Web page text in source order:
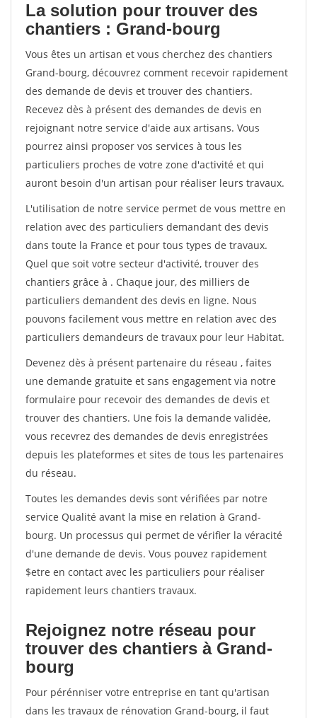
La solution pour trouver des
chantiers : Grand-bourg
Vous êtes un artisan et vous cherchez des chantiers
Grand-bourg, découvrez comment recevoir rapidement
des demande de devis et trouver des chantiers.
Recevez dès à présent des demandes de devis en
rejoignant notre service d'aide aux artisans. Vous
pourrez ainsi proposer vos services à tous les
particuliers proches de votre zone d'activité et qui
auront besoin d'un artisan pour réaliser leurs travaux.
L'utilisation de notre service permet de vous mettre en
relation avec des particuliers demandant des devis
dans toute la France et pour tous types de travaux.
Quel que soit votre secteur d'activité, trouver des
chantiers grâce à . Chaque jour, des milliers de
particuliers demandent des devis en ligne. Nous
pouvons facilement vous mettre en relation avec des
particuliers demandeurs de travaux pour leur Habitat.
Devenez dès à présent partenaire du réseau , faites
une demande gratuite et sans engagement via notre
formulaire pour recevoir des demandes de devis et
trouver des chantiers. Une fois la demande validée,
vous recevrez des demandes de devis enregistrées
depuis les plateformes et sites de tous les partenaires
du réseau.
Toutes les demandes devis sont vérifiées par notre
service Qualité avant la mise en relation à Grand-
bourg. Un processus qui permet de vérifier la véracité
d'une demande de devis. Vous pouvez rapidement
$etre en contact avec les particuliers pour réaliser
rapidement leurs chantiers travaux.
Rejoignez notre réseau pour
trouver des chantiers à Grand-
bourg
Pour pérénniser votre entreprise en tant qu'artisan
dans les travaux de rénovation Grand-bourg, il faut